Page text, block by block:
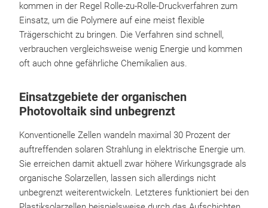
kommen in der Regel Rolle-zu-Rolle-Druckverfahren zum
Einsatz, um die Polymere auf eine meist flexible
Trägerschicht zu bringen. Die Verfahren sind schnell,
verbrauchen vergleichsweise wenig Energie und kommen
oft auch ohne gefährliche Chemikalien aus.
Einsatzgebiete der organischen
Photovoltaik sind unbegrenzt
Konventionelle Zellen wandeln maximal 30 Prozent der
auftreffenden solaren Strahlung in elektrische Energie um.
Sie erreichen damit aktuell zwar höhere Wirkungsgrade als
organische Solarzellen, lassen sich allerdings nicht
unbegrenzt weiterentwickeln. Letzteres funktioniert bei den